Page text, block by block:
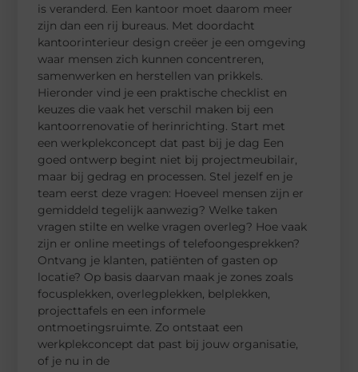
is veranderd. Een kantoor moet daarom meer
zijn dan een rij bureaus. Met doordacht
kantoorinterieur design creëer je een omgeving
waar mensen zich kunnen concentreren,
samenwerken en herstellen van prikkels.
Hieronder vind je een praktische checklist en
keuzes die vaak het verschil maken bij een
kantoorrenovatie of herinrichting. Start met
een werkplekconcept dat past bij je dag Een
goed ontwerp begint niet bij projectmeubilair,
maar bij gedrag en processen. Stel jezelf en je
team eerst deze vragen: Hoeveel mensen zijn er
gemiddeld tegelijk aanwezig? Welke taken
vragen stilte en welke vragen overleg? Hoe vaak
zijn er online meetings of telefoongesprekken?
Ontvang je klanten, patiënten of gasten op
locatie? Op basis daarvan maak je zones zoals
focusplekken, overlegplekken, belplekken,
projecttafels en een informele
ontmoetingsruimte. Zo ontstaat een
werkplekconcept dat past bij jouw organisatie,
of je nu in de